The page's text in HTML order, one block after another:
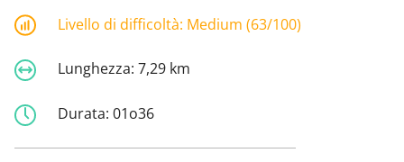
Livello di difficoltà: Medium (63/100)
Lunghezza: 7,29 km
Durata: 01o36